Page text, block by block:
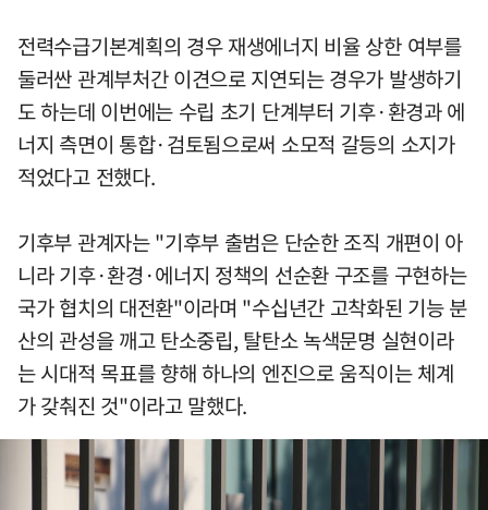
전력수급기본계획의 경우 재생에너지 비율 상한 여부를
둘러싼 관계부처간 이견으로 지연되는 경우가 발생하기
도 하는데 이번에는 수립 초기 단계부터 기후·환경과 에
너지 측면이 통합·검토됨으로써 소모적 갈등의 소지가
적었다고 전했다.
기후부 관계자는 "기후부 출범은 단순한 조직 개편이 아
니라 기후·환경·에너지 정책의 선순환 구조를 구현하는
국가 협치의 대전환"이라며 "수십년간 고착화된 기능 분
산의 관성을 깨고 탄소중립, 탈탄소 녹색문명 실현이라
는 시대적 목표를 향해 하나의 엔진으로 움직이는 체계
가 갖춰진 것"이라고 말했다.